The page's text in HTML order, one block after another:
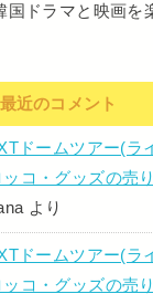
国ドラマと映画を
最近のコメント
ドームツアー(ラ
ッコ・グッズの売
より
ドームツアー(ラ
ッコ・グッズの売